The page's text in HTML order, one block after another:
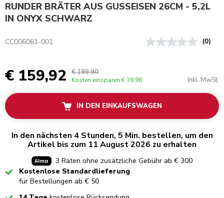
RUNDER BRÄTER AUS GUSSEISEN 26CM - 5,2L
IN ONYX SCHWARZ
CC006061-001 (0)
€ 159,92 € 199,90
Kosten einsparen € 39,98 Inkl. MwSt.
IN DEN EINKAUFSWAGEN
In den nächsten 4 Stunden, 5 Min. bestellen, um den
Artikel bis zum 11 August 2026 zu erhalten
3 Raten ohne zusätzliche Gebühr ab € 300
CheckedKostenlose Standardlieferung
für Bestellungen ab € 50